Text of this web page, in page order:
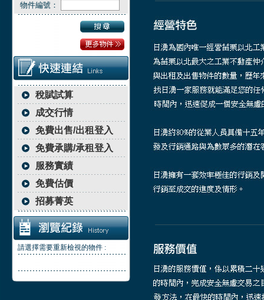
物件編號：
稅賦試算
成交行情
免費出售/出租登入
免費承購/承租登入
服務實績
免費估價
招募菁英
請選擇需要重新檢視的物件 :